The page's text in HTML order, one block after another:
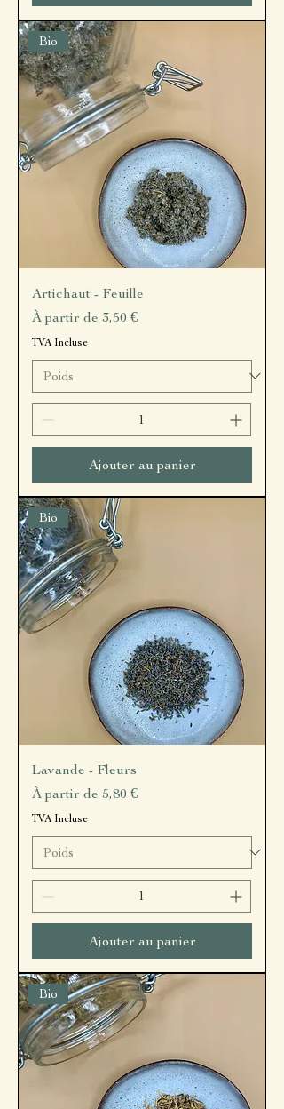
Bio
Artichaut - Feuille
À partir de 3,50 €
Prix promotionnel
TVA Incluse
Ajouter au panier
Bio
Lavande - Fleurs
À partir de 5,80 €
Prix promotionnel
TVA Incluse
Ajouter au panier
Bio